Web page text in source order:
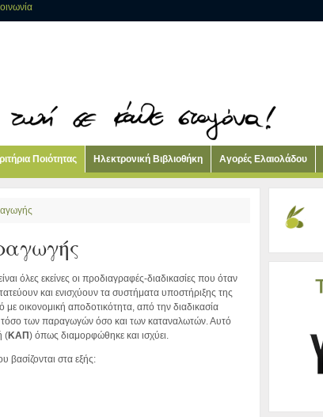
Ποιότητας Ηλεκτρονική Βιβλιοθήκη Αγορές Ελαιολάδου
όλες εκείνες οι προδιαγραφές-διαδικασίες που όταν
και ενισχύουν τα συστήματα υποστήριξης της
οικονομική αποδοτικότητα, από την διαδικασία
τόσο των παραγωγών όσο και των καταναλωτών. Αυτό
(ΚΑΠ) όπως διαμορφώθηκε και ισχύει.
βασίζονται στα εξής: